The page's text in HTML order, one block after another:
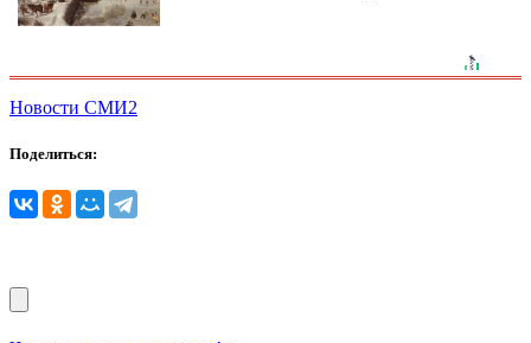
Новости СМИ2
Поделиться: